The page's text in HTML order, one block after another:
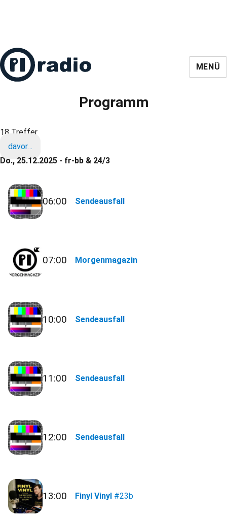
MENÜ
Programm
18 Treffer
davor…
Do., 25.12.2025 - fr-bb & 24/3
06:00 Sendeausfall
07:00 Morgenmagazin
10:00 Sendeausfall
11:00 Sendeausfall
12:00 Sendeausfall
13:00 Finyl Vinyl #23b